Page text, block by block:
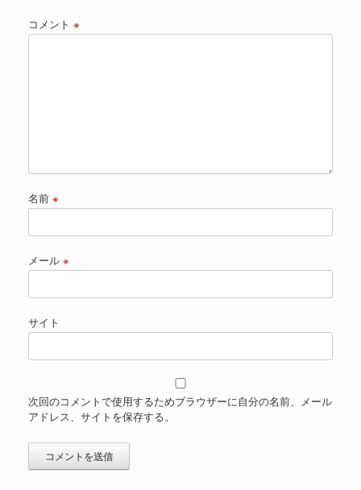
コメント ※
名前 ※
メール ※
サイト
次回のコメントで使用するためブラウザーに自分の名前、メール
アドレス、サイトを保存する。